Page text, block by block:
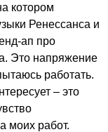
котором
Ренессанса и
ап про
Это напряжение
работать.
– это
моих работ.